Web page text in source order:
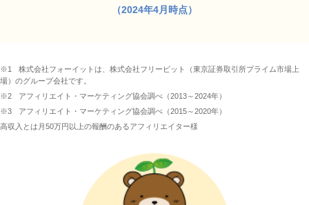
（2024年4月時点）
※1
株式会社フォーイットは、株式会社フリービット（東京証券取引所プライム市場上
場）のグループ会社です。
※2
アフィリエイト・マーケティング協会調べ（2013～2024年）
※3
アフィリエイト・マーケティング協会調べ（2015～2020年）
高収入とは月50万円以上の報酬のあるアフィリエイター様